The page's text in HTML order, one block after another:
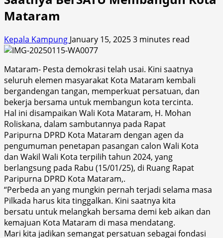
Mataram
Kepala Kampung January 15, 20253 minutes read
Mataram- Pesta demokrasi telah usai. Kini saatnya
seluruh elemen masyarakat Kota Mataram kembali
bergandengan tangan, memperkuat persatuan, dan
bekerja bersama untuk membangun kota tercinta.
Hal ini disampaikan Wali Kota Mataram, H. Mohan
Roliskana, dalam sambutannya pada Rapat
Paripurna DPRD Kota Mataram dengan agen da
pengumuman penetapan pasangan calon Wali Kota
dan Wakil Wali Kota terpilih tahun 2024, yang
berlangsung pada Rabu (15/01/25), di Ruang Rapat
Paripurna DPRD Kota Mataram,.
“Perbeda an yang mungkin pernah terjadi selama masa
Pilkada harus kita tinggalkan. Kini saatnya kita
bersatu untuk melangkah bersama demi keb aikan dan
kemajuan Kota Mataram di masa mendatang.
Mari kita jadikan semangat persatuan sebagai fondasi